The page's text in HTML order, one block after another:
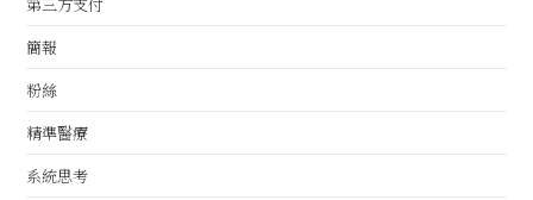
簡報
粉絲
精準醫療
系統思考